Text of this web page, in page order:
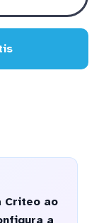
Criteo ao
a